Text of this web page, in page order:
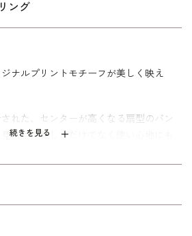
ング
続きを見る
ナルプリントモチーフが美しく映え
れた、センターが高くなる扇型のバン
た目の美しさだけでなく使い心地にも
げた特別感のあるアイテムで、繊細な